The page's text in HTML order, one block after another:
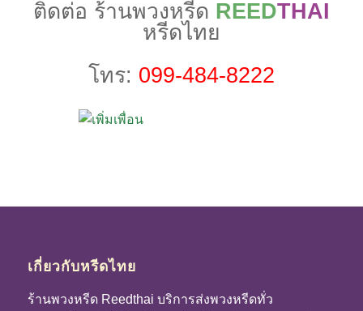
ติดต่อ ร้านพวงหรีด REEDTHAI
หรีดไทย
โทร: 099-484-8222
เกี่ยวกับหรีดไทย
ร้านพวงหรีด Reedthai บริการส่งพวงหรีดทั่ว